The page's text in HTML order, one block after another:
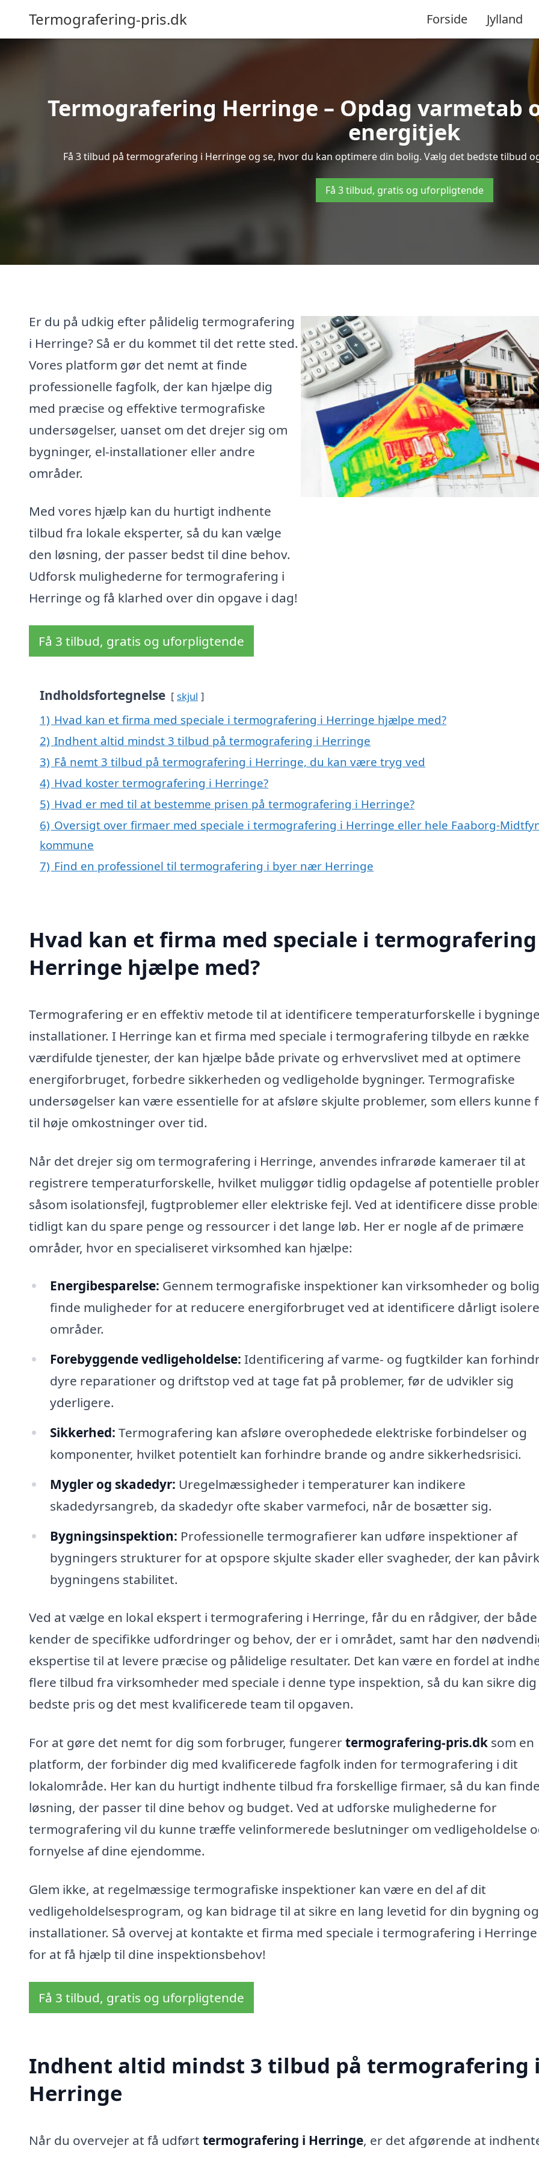
Termografering-pris.dk Forside Jylland
Termografering Herringe – Opdag varmetab
energitjek
Få 3 tilbud på termografering i Herringe og se, hvor du kan optimere din bolig. Vælg det bedste tilbud
Få 3 tilbud, gratis og uforpligtende
Er du på udkig efter pålidelig termografering
i Herringe? Så er du kommet til det rette sted.
Vores platform gør det nemt at finde
professionelle fagfolk, der kan hjælpe dig
med præcise og effektive termografiske
undersøgelser, uanset om det drejer sig om
bygninger, el-installationer eller andre
områder.
Med vores hjælp kan du hurtigt indhente
tilbud fra lokale eksperter, så du kan vælge
den løsning, der passer bedst til dine behov.
Udforsk mulighederne for termografering i
Herringe og få klarhed over din opgave i dag!
Få 3 tilbud, gratis og uforpligtende
Indholdsfortegnelse skjul
1) Hvad kan et firma med speciale i termografering i Herringe hjælpe med?
2) Indhent altid mindst 3 tilbud på termografering i Herringe
3) Få nemt 3 tilbud på termografering i Herringe, du kan være tryg ved
4) Hvad koster termografering i Herringe?
5) Hvad er med til at bestemme prisen på termografering i Herringe?
6) Oversigt over firmaer med speciale i termografering i Herringe eller hele Faaborg-
kommune
7) Find en professionel til termografering i byer nær Herringe
Hvad kan et firma med speciale i
Herringe hjælpe med?
Termografering er en effektiv metode til at identificere temperaturforskelle i
installationer. I Herringe kan et firma med speciale i termografering tilbyde en række
værdifulde tjenester, der kan hjælpe både private og erhvervslivet med at optimere
energiforbruget, forbedre sikkerheden og vedligeholde bygninger. Termografiske
undersøgelser kan være essentielle for at afsløre skjulte problemer, som ellers kunne
til høje omkostninger over tid.
Når det drejer sig om termografering i Herringe, anvendes infrarøde kameraer til at
registrere temperaturforskelle, hvilket muliggør tidlig opdagelse af potentielle
såsom isolationsfejl, fugtproblemer eller elektriske fejl. Ved at identificere disse
tidligt kan du spare penge og ressourcer i det lange løb. Her er nogle af de primære
områder, hvor en specialiseret virksomhed kan hjælpe:
Energibesparelse: Gennem termografiske inspektioner kan virksomheder og
finde muligheder for at reducere energiforbruget ved at identificere dårligt
områder.
Forebyggende vedligeholdelse: Identificering af varme- og fugtkilder kan
dyre reparationer og driftstop ved at tage fat på problemer, før de udvikler sig
yderligere.
Sikkerhed: Termografering kan afsløre overophedede elektriske forbindelser og
komponenter, hvilket potentielt kan forhindre brande og andre sikkerhedsrisici.
Mygler og skadedyr: Uregelmæssigheder i temperaturer kan indikere
skadedyrsangreb, da skadedyr ofte skaber varmefoci, når de bosætter sig.
Bygningsinspektion: Professionelle termografierer kan udføre inspektioner af
bygningers strukturer for at opspore skjulte skader eller svagheder, der kan
bygningens stabilitet.
Ved at vælge en lokal ekspert i termografering i Herringe, får du en rådgiver, der både
kender de specifikke udfordringer og behov, der er i området, samt har den
ekspertise til at levere præcise og pålidelige resultater. Det kan være en fordel at
flere tilbud fra virksomheder med speciale i denne type inspektion, så du kan sikre
bedste pris og det mest kvalificerede team til opgaven.
For at gøre det nemt for dig som forbruger, fungerertermografering-pris.dk som en
platform, der forbinder dig med kvalificerede fagfolk inden for termografering i dit
lokalområde. Her kan du hurtigt indhente tilbud fra forskellige firmaer, så du kan
løsning, der passer til dine behov og budget. Ved at udforske mulighederne for
termografering vil du kunne træffe velinformerede beslutninger om vedligeholdelse
fornyelse af dine ejendomme.
Glem ikke, at regelmæssige termografiske inspektioner kan være en del af dit
vedligeholdelsesprogram, og kan bidrage til at sikre en lang levetid for din bygning
installationer. Så overvej at kontakte et firma med speciale i termografering i Herringe
for at få hjælp til dine inspektionsbehov!
Få 3 tilbud, gratis og uforpligtende
Indhent altid mindst 3 tilbud på termografering i
Herringe
Når du overvejer at få udført termografering i Herringe, er det afgørende at